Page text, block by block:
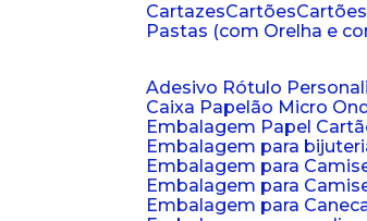
Cartazes
Cartões
Pastas (com Orelha e
Adesivo Rótulo
Caixa Papelão Micro
Embalagem Papel
Embalagem para
Embalagem para
Embalagem para
Embalagem para